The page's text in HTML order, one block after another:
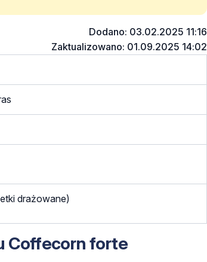
Dodano: 03.02.2025 11:16
Zaktualizowano: 01.09.2025 14:02
drażowane)
Coffecorn forte